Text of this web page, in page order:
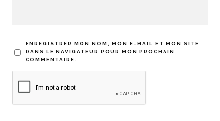
ENREGISTRER MON NOM, MON E-MAIL ET MON SITE
DANS LE NAVIGATEUR POUR MON PROCHAIN
COMMENTAIRE.